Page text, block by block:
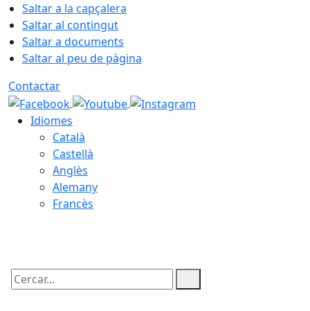
Saltar a la capçalera
Saltar al contingut
Saltar a documents
Saltar al peu de pàgina
Contactar
Idiomes
Català
Castellà
Anglès
Alemany
Francès
Cercar: